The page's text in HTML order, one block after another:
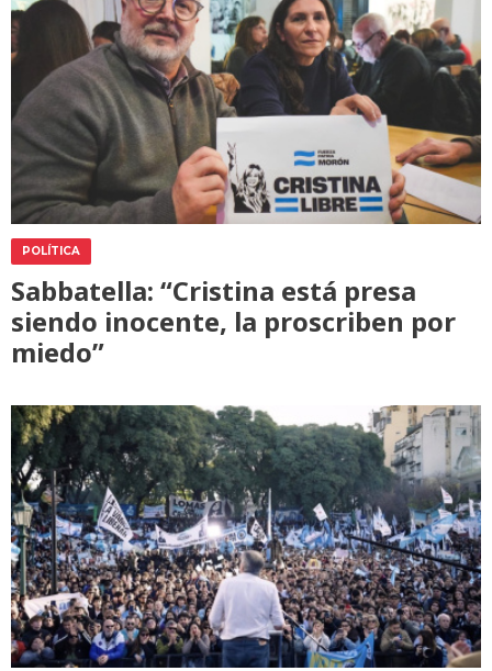
POLÍTICA
Sabbatella: “Cristina está presa
siendo inocente, la proscriben por
miedo”